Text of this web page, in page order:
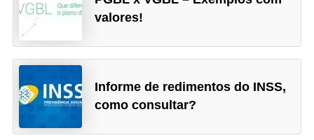
valores!
Informe de redimentos do INSS,
como consultar?